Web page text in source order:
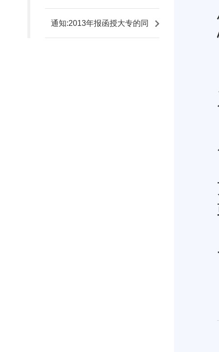
通知:2013年报函授大专的同